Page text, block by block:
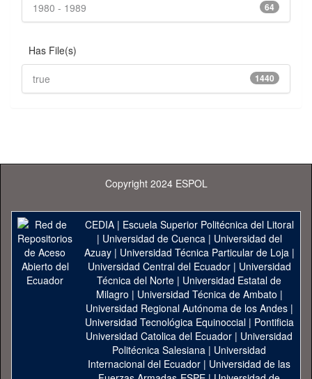
64
1980 - 1989
Has File(s)
1440
true
Copyright 2024 ESPOL
CEDIA| Escuela Superior Politécnica del Litoral
| Universidad de Cuenca| Universidad del
Azuay| Universidad Técnica Particular de Loja|
Universidad Central del Ecuador| Universidad
Técnica del Norte | Universidad Estatal de
Milagro | Universidad Técnica de Ambato |
Universidad Regional Autónoma de los Andes|
Universidad Tecnológica Equinoccial| Pontificia
Universidad Catolica del Ecuador | Universidad
Politécnica Salesiana | Universidad
Internacional del Ecuador | Universidad de las